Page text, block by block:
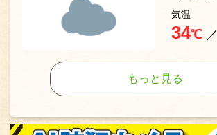
気温
34℃ ／
もっと見る